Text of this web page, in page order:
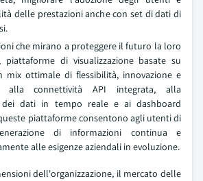
delle prestazioni anche con set di dati di
che mirano a proteggere il futuro la loro
di visualizzazione basate su
mix ottimale di flessibilità, innovazione e
alla connettività API integrata, alla
dei dati in tempo reale e ai dashboard
piattaforme consentono agli utenti di
di informazioni continua e
alle esigenze aziendali in evoluzione.
dell'organizzazione, il mercato delle